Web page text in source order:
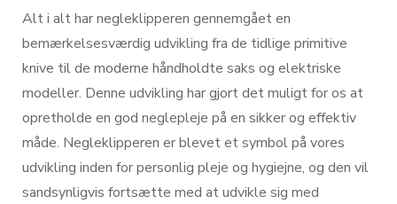
Alt i alt har negleklipperen gennemgået en
bemærkelsesværdig udvikling fra de tidlige primitive
knive til de moderne håndholdte saks og elektriske
modeller. Denne udvikling har gjort det muligt for os at
opretholde en god neglepleje på en sikker og effektiv
måde. Negleklipperen er blevet et symbol på vores
udvikling inden for personlig pleje og hygiejne, og den vil
sandsynligvis fortsætte med at udvikle sig med